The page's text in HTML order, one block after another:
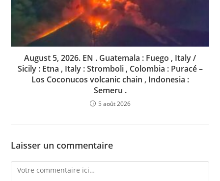
August 5, 2026. EN . Guatemala : Fuego , Italy /
Sicily : Etna , Italy : Stromboli , Colombia : Puracé –
Los Coconucos volcanic chain , Indonesia :
Semeru .
5 août 2026
Laisser un commentaire
Comment